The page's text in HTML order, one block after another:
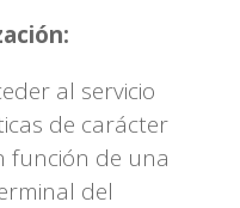
al servicio
de carácter
función de una
del